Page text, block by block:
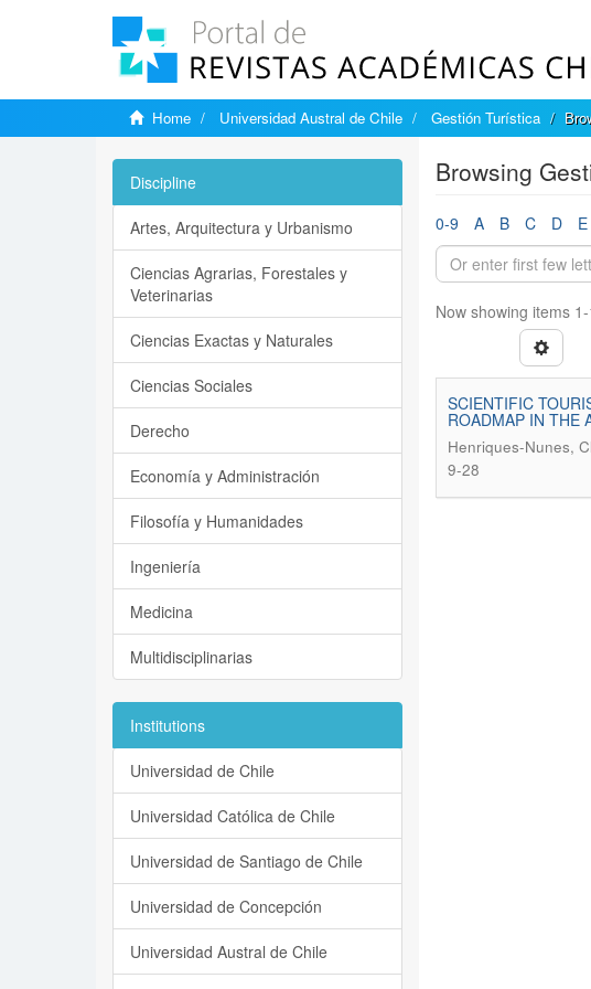
Home Universidad Austral de Chile Gestión Turística
Browsing
0-9 A B C D E
Now showing items
SCIENTIFIC
ROADMAP IN THE
Henriques-Nunes,
9-28
Discipline
Artes, Arquitectura y Urbanismo
Ciencias Agrarias, Forestales y
Veterinarias
Ciencias Exactas y Naturales
Ciencias Sociales
Derecho
Economía y Administración
Filosofía y Humanidades
Ingeniería
Medicina
Multidisciplinarias
Institutions
Universidad de Chile
Universidad Católica de Chile
Universidad de Santiago de Chile
Universidad de Concepción
Universidad Austral de Chile